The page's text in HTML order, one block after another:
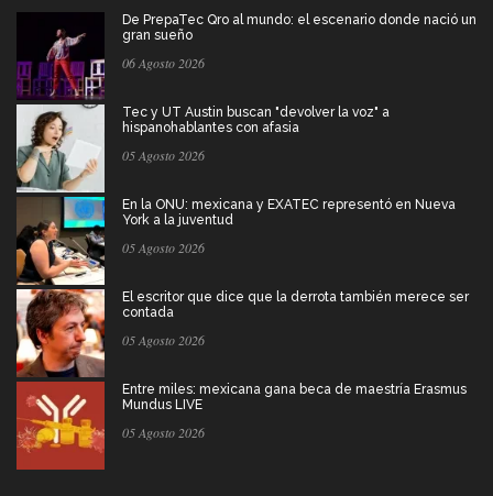
De PrepaTec Qro al mundo: el escenario donde nació un
gran sueño
06 Agosto 2026
Tec y UT Austin buscan "devolver la voz" a
hispanohablantes con afasia
05 Agosto 2026
En la ONU: mexicana y EXATEC representó en Nueva
York a la juventud
05 Agosto 2026
El escritor que dice que la derrota también merece ser
contada
05 Agosto 2026
Entre miles: mexicana gana beca de maestría Erasmus
Mundus LIVE
05 Agosto 2026